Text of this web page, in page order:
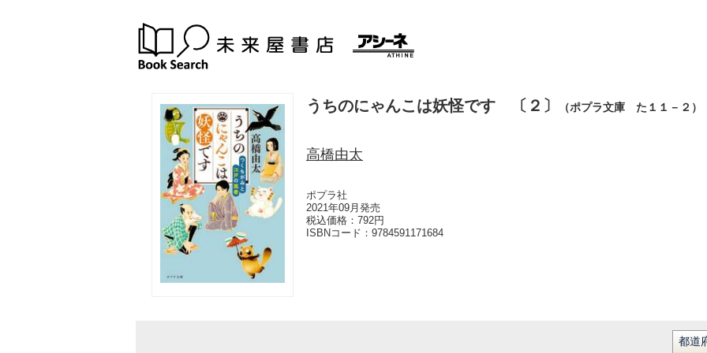
うちのにゃんこは妖怪です 〔２〕 （ポプラ文庫 た１１－２）
高橋由太
ポプラ社
2021年09月発売
税込価格：792円
ISBNコード： 9784591171684